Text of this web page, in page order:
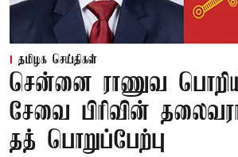
தமிழக செய்திகள்
சென்னை ராணுவ
சேவை பிரிவின்
தத் பொறுப்பேற்பு